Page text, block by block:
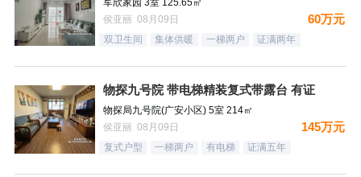
军欣家园 3室 125.65㎡
侯亚丽 08月09日
60万元
双卫生间 集体供暖 一梯两户 证满两年
物探九号院 带电梯精装复式带露台 有证
物探局九号院(广安小区) 5室 214㎡
侯亚丽 08月09日
145万元
复式户型 一梯两户 有电梯 证满五年